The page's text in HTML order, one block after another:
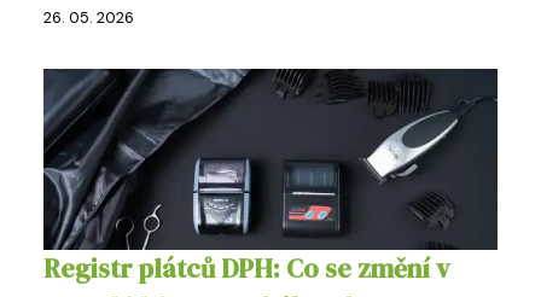
26. 05. 2026
Registr plátců DPH: Co se změní v